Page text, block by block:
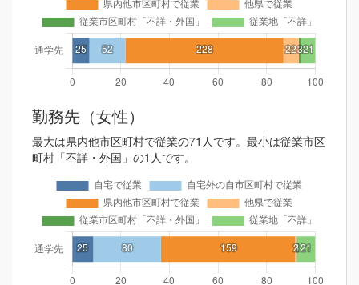
勤務先（女性）
最大は県内他市区町村で従業の71人です。最小は従業市区
町村「不詳・外国」の1人です。